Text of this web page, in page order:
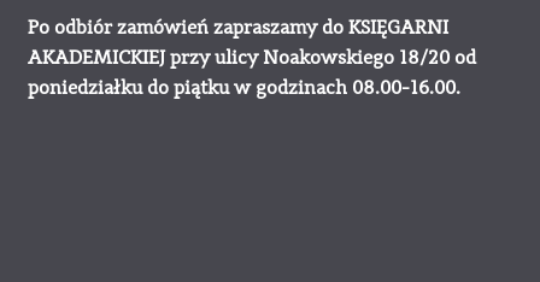
Po odbiór zamówień zapraszamy do KSIĘGARNI
AKADEMICKIEJ przy ulicy Noakowskiego 18/20 od
poniedziałku do piątku w godzinach 08.00-16.00.